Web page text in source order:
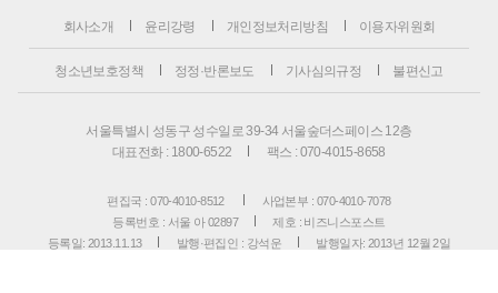
회사소개 윤리강령 개인정보처리방침 이용자위원회
청소년보호정책 정정·반론보도 기사심의규정 불편신고
서울특별시 성동구 성수일로 39-34 서울숲더스페이스 12층
대표전화 : 1800-6522
팩스 : 070-4015-8658
편집국 : 070-4010-8512
사업본부 : 070-4010-7078
등록번호 : 서울 아 02897
제호 : 비즈니스포스트
등록일: 2013.11.13
발행·편집인 : 강석운
발행일자: 2013년 12월 2일